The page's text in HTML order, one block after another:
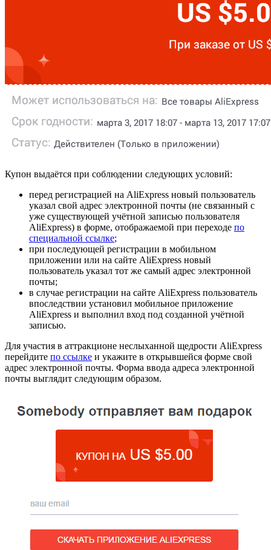
Купон выдаётся при соблюдении следующих условий:
перед регистрацией на AliExpress новый пользователь
указал свой адрес электронной почты (не связанный с
уже существующей учётной записью пользователя
AliExpress) в форме, отображаемой при переходе по
специальной ссылке;
при последующей регистрации в мобильном
приложении или на сайте AliExpress новый
пользователь указал тот же самый адрес электронной
почты;
в случае регистрации на сайте AliExpress пользователь
впоследствии установил мобильное приложение
AliExpress и выполнил вход под созданной учётной
записью.
Для участия в аттракционе неслыханной щедрости AliExpress
перейдите по ссылке и укажите в открывшейся форме свой
адрес электронной почты. Форма ввода адреса электронной
почты выглядит следующим образом.